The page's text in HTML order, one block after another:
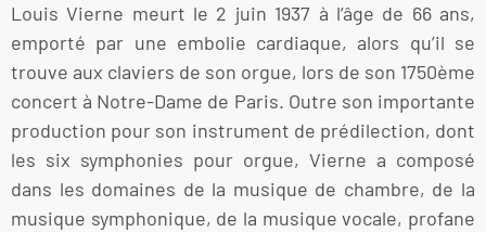
Louis Vierne meurt le 2 juin 1937 à l’âge de 66 ans,
emporté par une embolie cardiaque, alors qu’il se
trouve aux claviers de son orgue, lors de son 1750ème
concert à Notre-Dame de Paris. Outre son importante
production pour son instrument de prédilection, dont
les six symphonies pour orgue, Vierne a composé
dans les domaines de la musique de chambre, de la
musique symphonique, de la musique vocale, profane